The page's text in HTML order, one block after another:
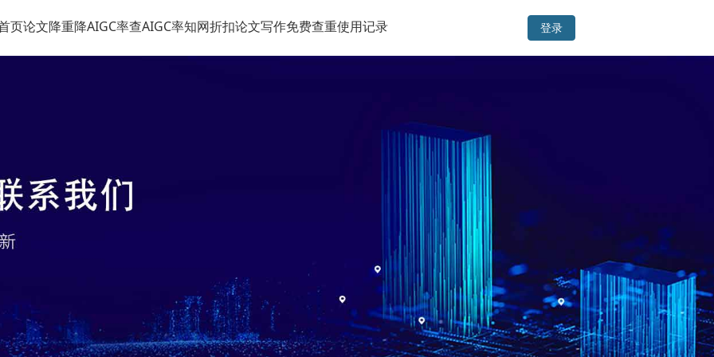
页论文降重降AIGC率查AIGC率知网折扣论文写作免费查重使用记录 登录